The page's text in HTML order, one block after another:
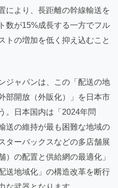
により、長距離の幹線輸送を
数が15%成長する一方でフル
トの増加を低く抑え込むこと
ジャパンは、この「配送の地
部開放（外販化）」を日本市
。日本国内は「2024年問
送の維持が最も困難な地域の
ターバックスなどの多店舗展
）の配置と供給網の最適化」
送地域化」の構造改革を断行